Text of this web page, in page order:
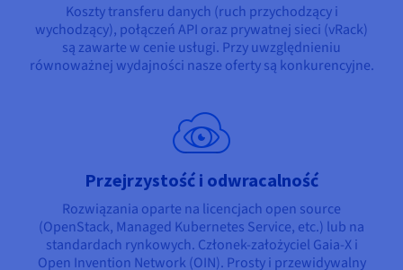
Koszty transferu danych (ruch przychodzący i
wychodzący), połączeń API oraz prywatnej sieci (vRack)
są zawarte w cenie usługi. Przy uwzględnieniu
równoważnej wydajności nasze oferty są konkurencyjne.
Przejrzystość i odwracalność
Rozwiązania oparte na licencjach open source
(OpenStack, Managed Kubernetes Service, etc.) lub na
standardach rynkowych. Członek-założyciel Gaia-X i
Open Invention Network (OIN). Prosty i przewidywalny